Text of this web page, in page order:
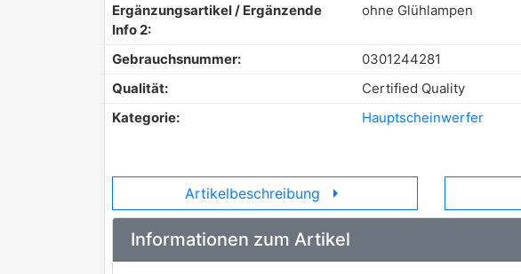
Ergänzungsartikel / Ergänzende
Info 2:
ohne Glühlampen
Gebrauchsnummer: 0301244281
Qualität:
Certified Quality
Kategorie:
Hauptscheinwerfer
Artikelbeschreibung arrow_right
Informationen zum Artikel